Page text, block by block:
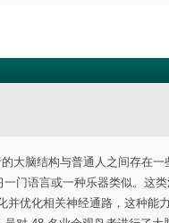
大脑结构与普通人之间存在
门语言或一种乐器类似。这
优化相关神经通路，这种能